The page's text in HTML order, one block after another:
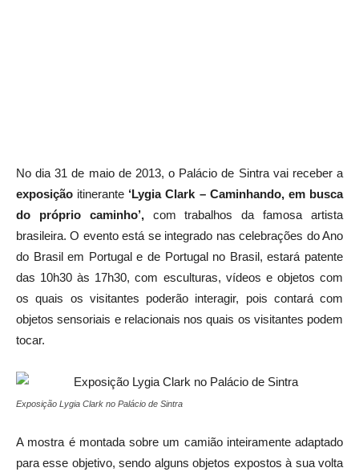
No dia 31 de maio de 2013, o Palácio de Sintra vai receber a
exposição itinerante ‘Lygia Clark – Caminhando, em busca
do próprio caminho’,com trabalhos da famosa artista
brasileira. O evento está se integrado nas celebrações do Ano
do Brasil em Portugal e de Portugal no Brasil, estará patente
das 10h30 às 17h30, com esculturas, vídeos e objetos com
os quais os visitantes poderão interagir, pois contará com
objetos sensoriais e relacionais nos quais os visitantes podem
tocar.
Exposição Lygia Clark no Palácio de Sintra
A mostra é montada sobre um camião inteiramente adaptado
para esse objetivo, sendo alguns objetos expostos à sua volta